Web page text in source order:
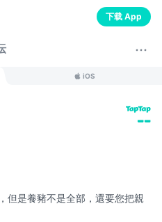
下载 App
iOS
--
但是養豬不是全部，還要您把親